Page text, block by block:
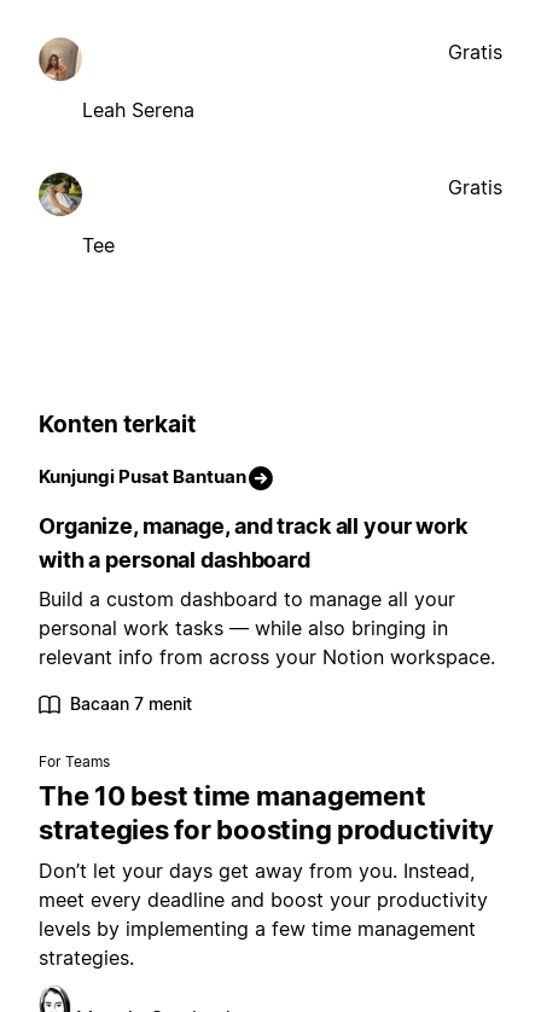
Leah Serena
Gratis
Tee
Gratis
Konten terkait
Kunjungi Pusat Bantuan
Organize, manage, and track all your work
with a personal dashboard
Build a custom dashboard to manage all your
personal work tasks — while also bringing in
relevant info from across your Notion workspace.
Bacaan 7 menit
For Teams
The 10 best time management
strategies for boosting productivity
Don’t let your days get away from you. Instead,
meet every deadline and boost your productivity
levels by implementing a few time management
strategies.